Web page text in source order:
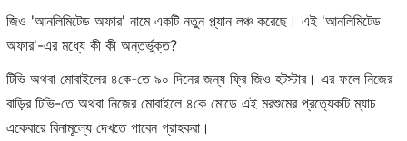
জিও 'আনলিমিটেড অফার' নামে একটি নতুন প্ল্যান লঞ্চ করেছে। এই 'আনলিমিটেড
অফার'-এর মধ্যে কী কী অন্তর্ভুক্ত?
টিভি অথবা মোবাইলের ৪কে-তে ৯০ দিনের জন্য ফ্রি জিও হটস্টার। এর ফলে নিজের
বাড়ির টিভি-তে অথবা নিজের মোবাইলে ৪কে মোডে এই মরশুমের প্রত্যেকটি ম্যাচ
একেবারে বিনামূল্যে দেখতে পাবেন গ্রাহকরা।